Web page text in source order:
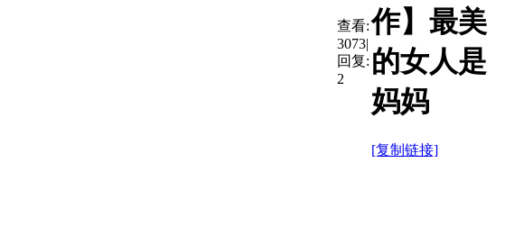
查看:
3073|
回复:
2
作】最美
的女人是
妈妈
[复制链接]